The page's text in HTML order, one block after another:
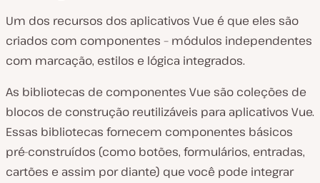
Um dos recursos dos aplicativos Vue é que eles são
criados com componentes – módulos independentes
com marcação, estilos e lógica integrados.
As bibliotecas de componentes Vue são coleções de
blocos de construção reutilizáveis para aplicativos Vue.
Essas bibliotecas fornecem componentes básicos
pré-construídos (como botões, formulários, entradas,
cartões e assim por diante) que você pode integrar